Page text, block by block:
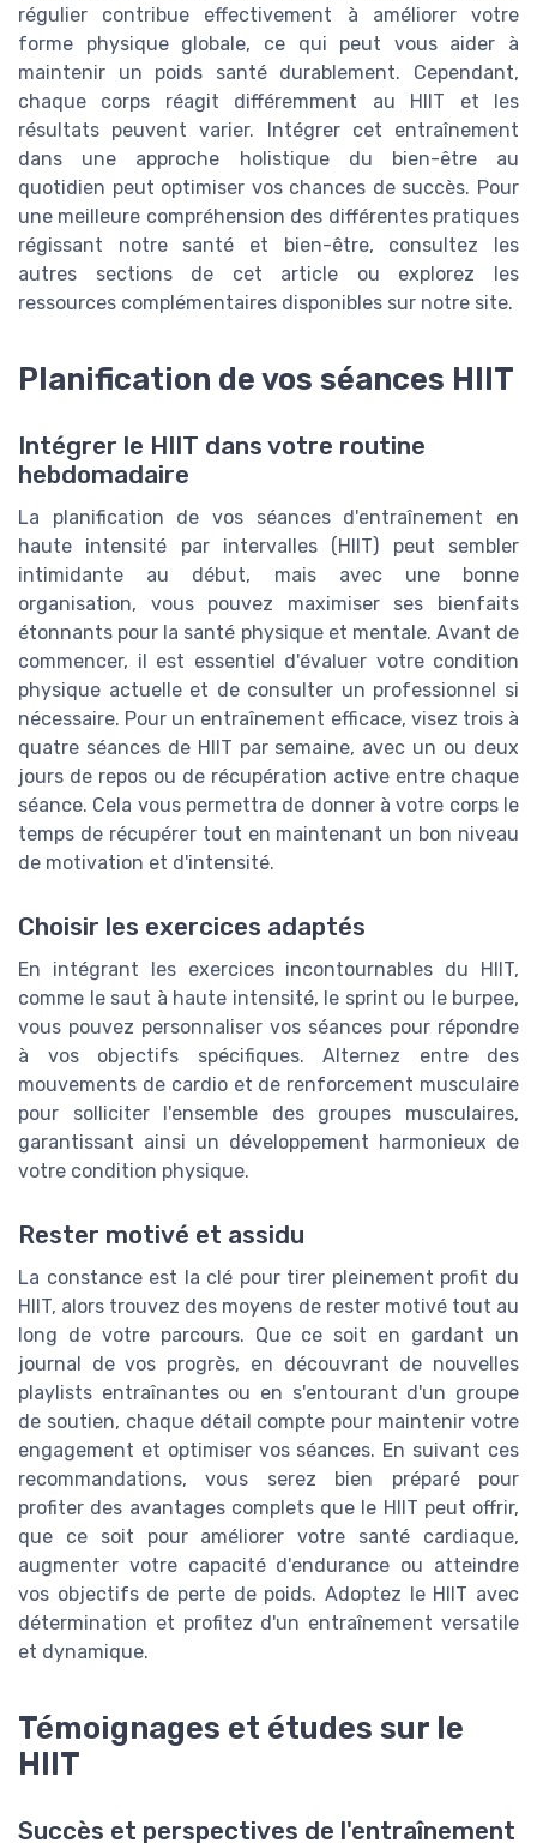
régulier contribue effectivement à améliorer votre
forme physique globale, ce qui peut vous aider à
maintenir un poids santé durablement. Cependant,
chaque corps réagit différemment au HIIT et les
résultats peuvent varier. Intégrer cet entraînement
dans une approche holistique du bien-être au
quotidien peut optimiser vos chances de succès. Pour
une meilleure compréhension des différentes pratiques
régissant notre santé et bien-être, consultez les
autres sections de cet article ou explorez les
ressources complémentaires disponibles sur notre site.
Planification de vos séances HIIT
Intégrer le HIIT dans votre routine
hebdomadaire
La planification de vos séances d'entraînement en
haute intensité par intervalles (HIIT) peut sembler
intimidante au début, mais avec une bonne
organisation, vous pouvez maximiser ses bienfaits
étonnants pour la santé physique et mentale. Avant de
commencer, il est essentiel d'évaluer votre condition
physique actuelle et de consulter un professionnel si
nécessaire. Pour un entraînement efficace, visez trois à
quatre séances de HIIT par semaine, avec un ou deux
jours de repos ou de récupération active entre chaque
séance. Cela vous permettra de donner à votre corps le
temps de récupérer tout en maintenant un bon niveau
de motivation et d'intensité.
Choisir les exercices adaptés
En intégrant les exercices incontournables du HIIT,
comme le saut à haute intensité, le sprint ou le burpee,
vous pouvez personnaliser vos séances pour répondre
à vos objectifs spécifiques. Alternez entre des
mouvements de cardio et de renforcement musculaire
pour solliciter l'ensemble des groupes musculaires,
garantissant ainsi un développement harmonieux de
votre condition physique.
Rester motivé et assidu
La constance est la clé pour tirer pleinement profit du
HIIT, alors trouvez des moyens de rester motivé tout au
long de votre parcours. Que ce soit en gardant un
journal de vos progrès, en découvrant de nouvelles
playlists entraînantes ou en s'entourant d'un groupe
de soutien, chaque détail compte pour maintenir votre
engagement et optimiser vos séances. En suivant ces
recommandations, vous serez bien préparé pour
profiter des avantages complets que le HIIT peut offrir,
que ce soit pour améliorer votre santé cardiaque,
augmenter votre capacité d'endurance ou atteindre
vos objectifs de perte de poids. Adoptez le HIIT avec
détermination et profitez d'un entraînement versatile
et dynamique.
Témoignages et études sur le
HIIT
Succès et perspectives de l'entraînement